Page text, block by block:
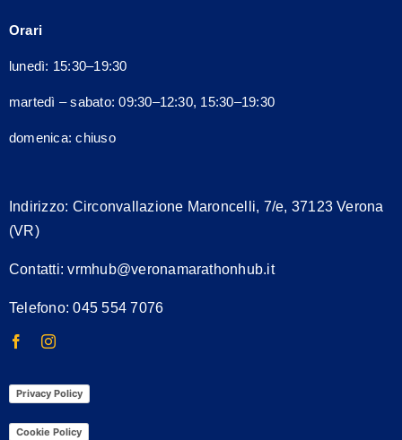
Orari
lunedì: 15:30–19:30
martedì – sabato: 09:30–12:30, 15:30–19:30
domenica: chiuso
Indirizzo: Circonvallazione Maroncelli, 7/e, 37123 Verona
(VR)
Contatti:vrmhub@veronamarathonhub.it
Telefono: 045 554 7076
Privacy Policy
Cookie Policy